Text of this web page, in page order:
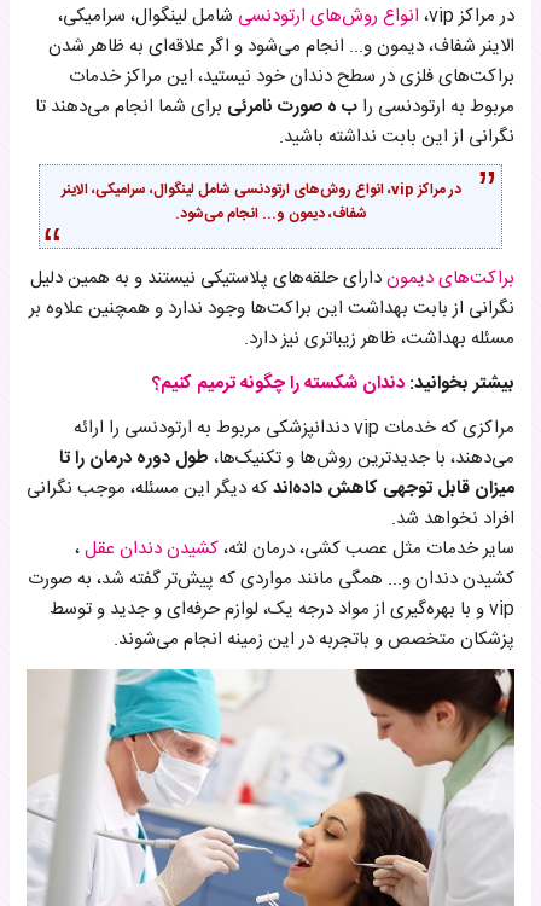
در مراکز vip، انواع روش‌های ارتودنسی شامل لینگوال، سرامیکی،
الاینر شفاف، دیمون و... انجام می‌شود و اگر علاقه‌ای به ظاهر شدن
براکت‌های فلزی در سطح دندان خود نیستید، این مراکز خدمات
مربوط به ارتودنسی را ب ه صورت نامرئی برای شما انجام می‌دهند تا
نگرانی از این بابت نداشته باشید.
در مراکز vip، انواع روش‌های ارتودنسی شامل لینگوال، سرامیکی، الاینر
شفاف، دیمون و... انجام می‌شود.
براکت‌های دیموندارای حلقه‌های پلاستیکی نیستند و به همین دلیل
نگرانی از بابت بهداشت این براکت‌ها وجود ندارد و همچنین علاوه بر
مسئله بهداشت، ظاهر زیباتری نیز دارد.
بیشتر بخوانید:‌ دندان شکسته را چگونه ترمیم کنیم؟
مراکزی که خدمات vip دندانپزشکی مربوط به ارتودنسی را ارائه
می‌دهند، با جدیدترین روش‌ها و تکنیک‌ها، طول دوره درمان را تا
میزان قابل توجهی کاهش داده‌اندکه دیگر این مسئله، موجب نگرانی
افراد نخواهد شد.
سایر خدمات مثل عصب کشی، درمان لثه،کشیدن دندان عقل،
کشیدن دندان و... همگی مانند مواردی که پیش‌تر گفته شد، به صورت
vip و با بهره‌گیری از مواد درجه یک، لوازم حرفه‌ای و جدید و توسط
پزشکان متخصص و باتجربه در این زمینه انجام می‌شوند.